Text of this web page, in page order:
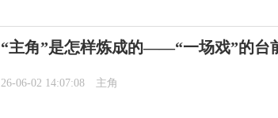
“主角”是怎样炼成的——“一场戏”的台
26-06-02 14:07:08 主角